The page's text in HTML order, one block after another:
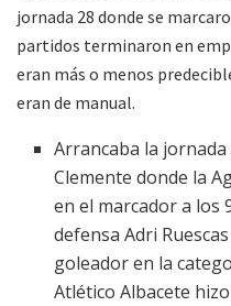
jornada 28 donde se
partidos terminaron en
eran más o menos
eran de manual.
Arrancaba la
Clemente donde la
en el marcador a los
defensa Adri
goleador en la
Atlético Albacete